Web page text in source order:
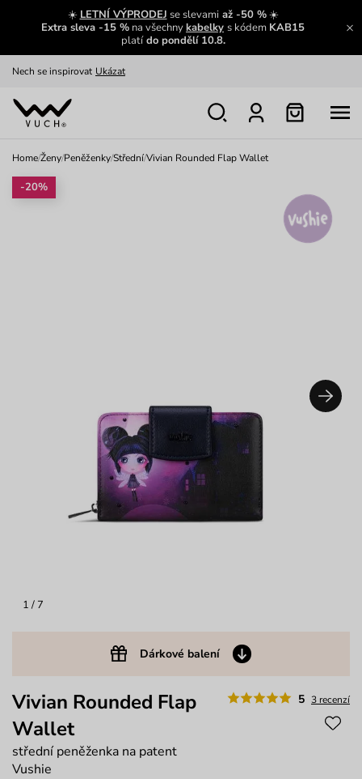
☀️ LETNÍ VÝPRODEJ se slevamiaž -50 %☀️
Extra sleva -15 % na všechnykabelky s kódem KAB15
platído pondělí 10.8.
Výměna a vrácení zdarma Zobrazit
Prohlédnout
Nech se inspirovat Ukázat
Home/Ženy/Peněženky/Střední/Vivian Rounded Flap Wallet
1 / 7
Dárkové balení
-20%
5 3 recenzí
Vivian Rounded Flap
Wallet
střední peněženka na patent
Vushie